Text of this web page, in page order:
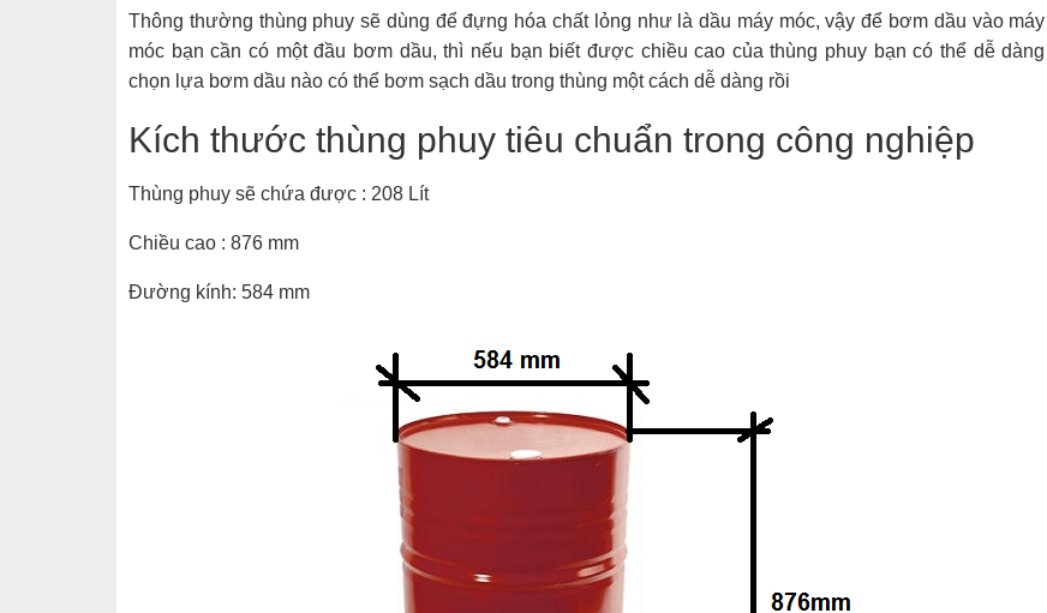
Thông thường thùng phuy sẽ dùng để đựng hóa chất lỏng như là dầu máy móc, vậy để bơm dầu vào máy
móc bạn cần có một đầu bơm dầu, thì nếu bạn biết được chiều cao của thùng phuy bạn có thể dễ dàng
chọn lựa bơm dầu nào có thể bơm sạch dầu trong thùng một cách dễ dàng rồi
Kích thước thùng phuy tiêu chuẩn trong công nghiệp
Thùng phuy sẽ chứa được : 208 Lít
Chiều cao : 876 mm
Đường kính: 584 mm